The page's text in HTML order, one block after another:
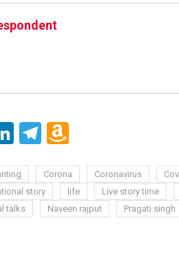
LinkedIn
Telegram
List
Corona Coronavirus
story life Live story time
talks Naveen rajput Pragati singh